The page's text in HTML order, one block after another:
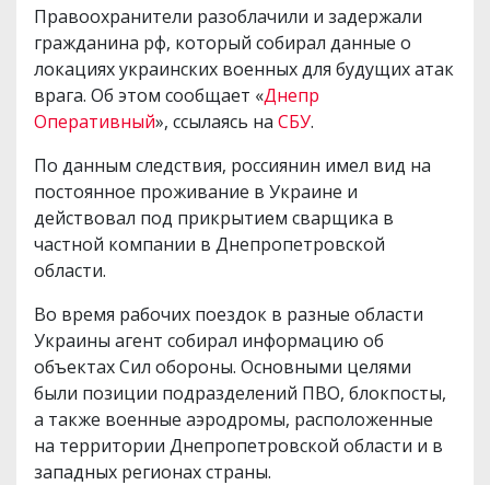
Правоохранители разоблачили и задержали
гражданина рф, который собирал данные о
локациях украинских военных для будущих атак
врага. Об этом сообщает «Днепр
Оперативный», ссылаясь на СБУ.
По данным следствия, россиянин имел вид на
постоянное проживание в Украине и
действовал под прикрытием сварщика в
частной компании в Днепропетровской
области.
Во время рабочих поездок в разные области
Украины агент собирал информацию об
объектах Сил обороны. Основными целями
были позиции подразделений ПВО, блокпосты,
а также военные аэродромы, расположенные
на территории Днепропетровской области и в
западных регионах страны.